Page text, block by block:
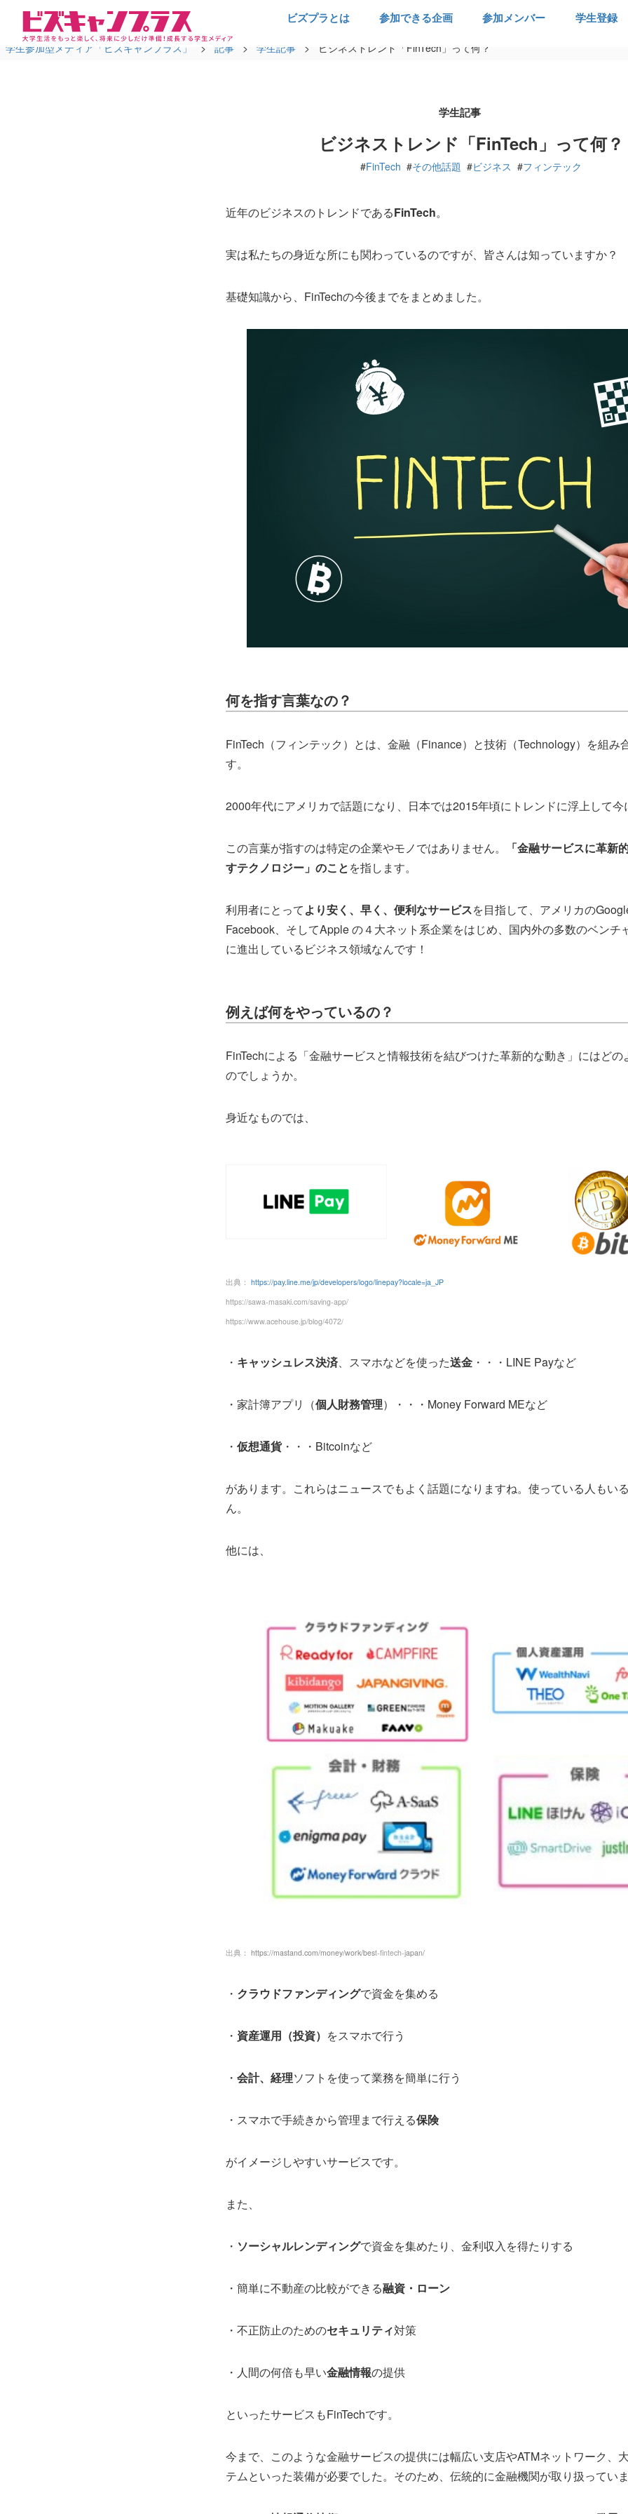
ビズプラとは 参加できる企画 参加メンバー 学生登録
学生参加型メディア「ビズキャンプラス」 > 記事 > 学生記事 > ビジネストレンド「FinTech」って何？
学生記事
ビジネストレンド「FinTech」って何？
#FinTech #その他話題 #ビジネス #フィンテック
近年のビジネスのトレンドであるFinTech。
実は私たちの身近な所にも関わっているのですが、皆さんは知っていますか？
基礎知識から、FinTechの今後までをまとめました。
何を指す言葉なの？
FinTech（フィンテック）とは、金融（Finance）と技術（Technology）を組み
す。
2000年代にアメリカで話題になり、日本では2015年頃にトレンドに浮上して今
この言葉が指すのは特定の企業やモノではありません。
「金融サービスに革新
すテクノロジー」のことを指します。
利用者にとってより安く、早く、便利なサービスを目指して、アメリカの
Facebook、そしてApple の４大ネット系企業をはじめ、国内外の多数のベンチ
に進出しているビジネス領域なんです！
例えば何をやっているの？
FinTechによる「金融サービスと情報技術を結びつけた革新的な動き」にはどの
のでしょうか。
身近なものでは、
出典： https://pay.line.me/jp/developers/logo/linepay?locale=ja_JP
https://sawa-masaki.com/saving-app/
https://www.acehouse.jp/blog/4072/
・ キャッシュレス決済 、スマホなどを使った送金 ・・・LINE Payなど
・家計簿アプリ（個人財務管理）・・・Money Forward MEなど
・ 仮想通貨・・・Bitcoinなど
があります。これらはニュースでもよく話題になりますね。使っている人もい
ん。
他には、
出典： https://mastand.com/money/work/best-fintech-japan/
・ クラウドファンディングで資金を集める
・ 資産運用（投資） をスマホで行う
・ 会計、経理ソフトを使って業務を簡単に行う
・スマホで手続きから管理まで行える保険
がイメージしやすいサービスです。
また、
・ ソーシャルレンディングで資金を集めたり、金利収入を得たりする
・簡単に不動産の比較ができる融資・ローン
・不正防止のためのセキュリティ対策
・人間の何倍も早い金融情報の提供
といったサービスもFinTechです。
今まで、このような金融サービスの提供には幅広い支店やATMネットワーク、
テムといった装備が必要でした。そのため、伝統的に金融機関が取り扱っていま